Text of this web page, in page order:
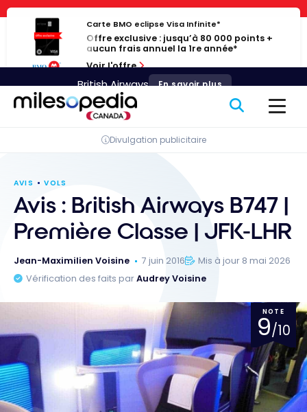
Panneau de gestion des cookies
Passer
contenu
Carte BMO eclipse Visa Infinite*
Offre exclusive : jusqu’à 80 000 points +
aucun frais annuel la 1re année*
Voir l'offre
Divulgation publicitaire
AVIS VOLS
Avis : British Airways B747 |
Première Classe | JFK-LHR
Jean-Maximilien Voisine 7 juin 2016
Mis à jour 8 mai 2026
Vérification des faits parAudrey Voisine
NOTE
9/10
British Airways En savoir plus